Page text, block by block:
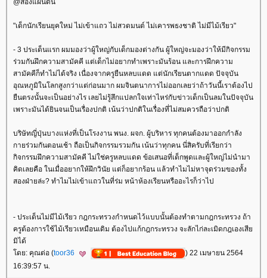
@สองแผ่นดิน
"เด็กนักเรียนยุคใหม่ ไม่เข้าแถว ไม่สวดมนต์ ไม่เคารพธงชาติ ไม่มีไม้เรียว"
- 3 ประเด็นแรก ผมมองว่าผู้ใหญ่กับเด็กมองต่างกัน ผู้ใหญ่จะมองว่าให้มีกิจกรรม
ร่วมกันฝึกความสามัคคี แต่เด็กไม่อยากทำเพราะมันร้อน และการฝึกความ
สามัคคีก็ทำไม่ได้จริง เนื่องจากครูยืนหลบแดด แต่นักเรียนตากแดด ปัจจุบัน
อุณหภูมิในโลกสูงกว่าแต่ก่อนมาก ผมจินตนาการไม่ออกเลยว่าถ้าวันนี้เราต้องไป
ืนตรงนั้นจะเป็นอย่างไร เลยไม่รู้สึกแปลกใจเท่าไหร่กับข่าวเด็กเป็นลมในปัจจุบัน
เพราะมันได้ยินจนเป็นเรื่องปกติ เน้นว่าปกติในเรื่องที่ไม่สมควรถือว่าปกติ
บริษัทญี่ปุ่นบางแห่งที่เป็นโรงงาน พนง. ผจก. ผู้บริหาร ทุกคนต้องมาออกกำลัง
กายร่วมกันตอนเช้า ถือเป็นกิจกรรมรวมกัน เน้นว่าทุกคน นี่สิครับที่เรียกว่า
กิจกรรมฝึกความสามัคคี ไม่ใช่ครูหลบแดด ข้อเสนอที่เด็กพูดและผู้ใหญ่ไม่นำมา
คิดเลยคือ ในเมื่ออยากให้ฝึกวินัย แต่ก็อยากร้อน แล้วทำไมไม่หาจุดร่วมของทั้ง
สองฝ่ายล่ะ? ทำไมไม่เข้าแถวในที่ร่ม หน้าห้องเรียนหรืออะไรก็ว่าไป
- ประเด็นไม่มีไม้เรียว กฎกระทรวงกำหนดไว้แบบนั้นต้องทำตามกฎกระทรวง ถ้า
ครูต้องการใช้ไม้เรียวเหมือนเดิม ต้องไปแก้กฎกระทรวง จะลักไก่ละเมิดกฎเองเสี
มิได้
ดย: คุณต่อ (toor36
) 22 เมษายน 2564
16:39:57 น.